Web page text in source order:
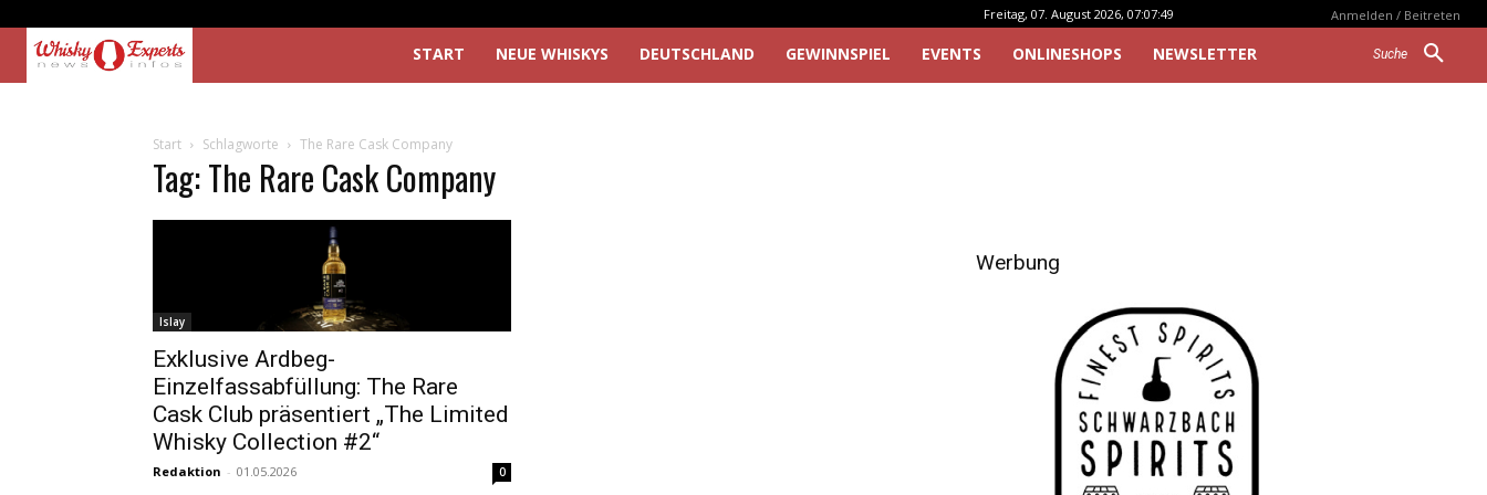
Freitag, 07. August 2026, 07:07:49 Anmelden / Beitreten
Suche
START NEUE WHISKYS DEUTSCHLAND GEWINNSPIEL EVENTS ONLINESHOPS NEWSLETTER
Start Schlagworte The Rare Cask Company
Tag: The Rare Cask Company
Islay
Exklusive Ardbeg-
Einzelfassabfüllung: The Rare
Cask Club präsentiert „The Limited
Whisky Collection #2“
Redaktion - 01.05.2026 0
Werbung